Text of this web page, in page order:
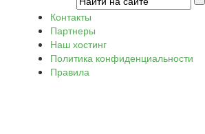
Контакты
Партнеры
Наш хостинг
Политика конфиденциальности
Правила